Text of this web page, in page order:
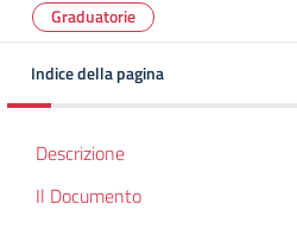
Graduatorie
Indice della pagina
Descrizione
Il Documento